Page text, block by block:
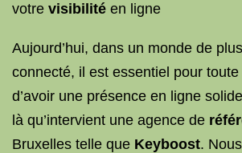
votre visibilité en ligne
Aujourd’hui, dans un monde de
connecté, il est essentiel pour
d’avoir une présence en ligne
là qu’intervient une agence de
Bruxelles telle que Keyboost.